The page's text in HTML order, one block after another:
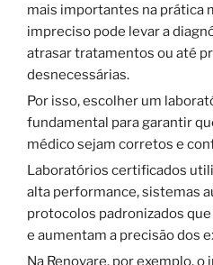
mais importantes na prática
impreciso pode levar a
atrasar tratamentos ou até
desnecessárias.
Por isso, escolher um
fundamental para garantir
médico sejam corretos e
Laboratórios certificados
alta performance, sistemas
protocolos padronizados
e aumentam a precisão dos
Na Renovare, por exemplo,